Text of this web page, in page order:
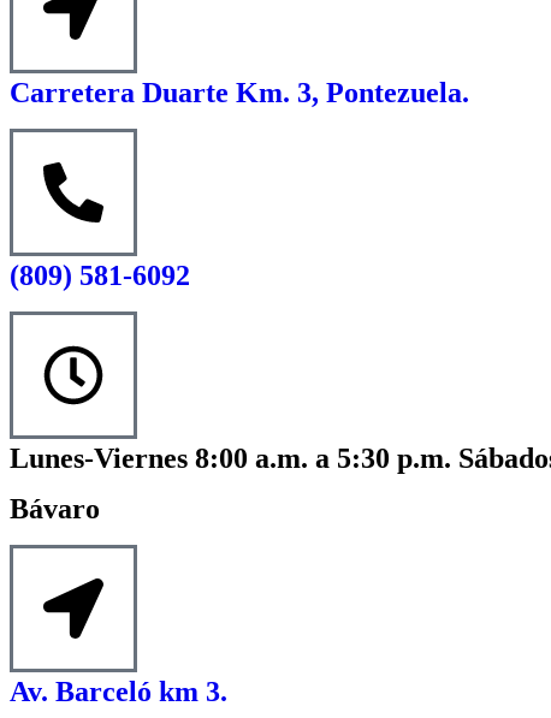
Carretera Duarte Km. 3, Pontezuela.
(809) 581-6092
Lunes-Viernes 8:00 a.m. a 5:30 p.m.
Bávaro
Av. Barceló km 3.